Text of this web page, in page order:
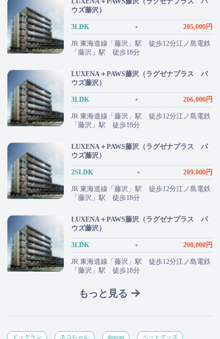
ウズ藤沢）
3LDK 205,000円
JR 東海道線「藤沢」駅 徒歩12分江ノ島電鉄
「藤沢」駅 徒歩18分
LUXENA＋PAWS藤沢（ラグゼナプラス パ
ウズ藤沢）
3LDK 206,000円
JR 東海道線「藤沢」駅 徒歩12分江ノ島電鉄
「藤沢」駅 徒歩18分
LUXENA＋PAWS藤沢（ラグゼナプラス パ
ウズ藤沢）
2SLDK 209,000円
JR 東海道線「藤沢」駅 徒歩12分江ノ島電鉄
「藤沢」駅 徒歩18分
LUXENA＋PAWS藤沢（ラグゼナプラス パ
ウズ藤沢）
3LDK 208,000円
JR 東海道線「藤沢」駅 徒歩12分江ノ島電鉄
「藤沢」駅 徒歩18分
もっと見る
ドッグラン ネコちゃん dogrun ペットグッズ